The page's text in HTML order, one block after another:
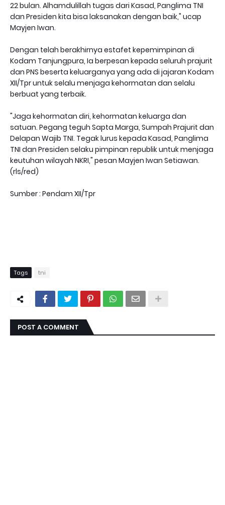
22 bulan. Alhamdulillah tugas dari Kasad, Panglima TNI
dan Presiden kita bisa laksanakan dengan baik," ucap
Mayjen Iwan.
Dengan telah berakhirnya estafet kepemimpinan di
Kodam Tanjungpura, Ia berpesan kepada seluruh prajurit
dan PNS beserta keluarganya yang ada di jajaran Kodam
XII/Tpr untuk selalu menjaga kehormatan dan selalu
berbuat yang terbaik.
"Jaga kehormatan diri, kehormatan keluarga dan
satuan. Pegang teguh Sapta Marga, Sumpah Prajurit dan
Delapan Wajib TNI. Tegak lurus kepada Kasad, Panglima
TNI dan Presiden selaku pimpinan republik untuk menjaga
keutuhan wilayah NKRI," pesan Mayjen Iwan Setiawan.
(rls/red)
Sumber : Pendam XII/Tpr
Tags tni
POST A COMMENT